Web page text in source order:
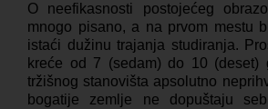
O neefikasnosti postojećeg
mnogo pisano, a na prvom mestu
istaći dužinu trajanja studiranja.
kreće od 7 (sedam) do 10 (deset)
tržišnog stanovišta apsolutno
bogatije zemlje ne dopuštaju